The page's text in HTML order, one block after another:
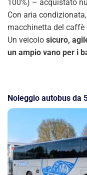
100%) – acquistato
Con aria
macchinetta del caffè
Un veicolo sicuro,
un ampio vano per i
Noleggio autobus da